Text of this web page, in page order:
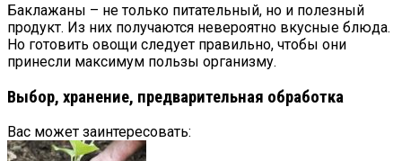
Баклажаны – не только питательный, но и полезный
продукт. Из них получаются невероятно вкусные блюда.
Но готовить овощи следует правильно, чтобы они
принесли максимум пользы организму.
Выбор, хранение, предварительная обработка
Вас может заинтересовать: